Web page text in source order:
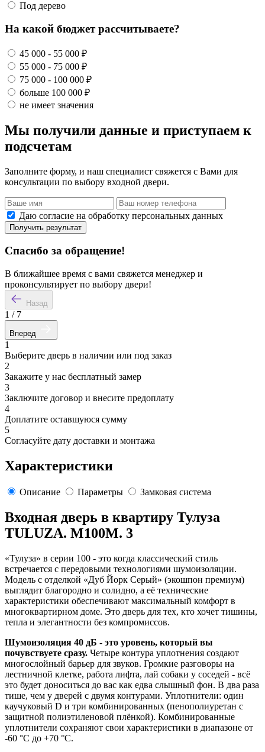
Под дерево
На какой бюджет рассчитываете?
45 000 - 55 000 ₽
55 000 - 75 000 ₽
75 000 - 100 000 ₽
больше 100 000 ₽
не имеет значения
Мы получили данные и приступаем к
подсчетам
Заполните форму, и наш специалист свяжется с Вами для
консультации по выбору входной двери.
Даю согласие на обработку персональных данных
Получить результат
Спасибо за обращение!
В ближайшее время с вами свяжется менеджер и
проконсультирует по выбору двери!
Назад
1 / 7
Вперед
1
Выберите дверь в наличии или под заказ
2
Закажите у нас бесплатный замер
3
Заключите договор и внесите предоплату
4
Доплатите оставшуюся сумму
5
Согласуйте дату доставки и монтажа
Характеристики
Описание Параметры Замковая система
Входная дверь в квартиру Тулуза
TULUZA. M100M. 3
«Тулуза» в серии 100 - это когда классический стиль
встречается с передовыми технологиями шумоизоляции.
Модель с отделкой «Дуб Йорк Серый» (экошпон премиум)
выглядит благородно и солидно, а её технические
характеристики обеспечивают максимальный комфорт в
многоквартирном доме. Это дверь для тех, кто хочет тишины,
тепла и элегантности без компромиссов.
Шумоизоляция 40 дБ - это уровень, который вы
почувствуете сразу. Четыре контура уплотнения создают
многослойный барьер для звуков. Громкие разговоры на
лестничной клетке, работа лифта, лай собаки у соседей - всё
это будет доноситься до вас как едва слышный фон. В два раза
тише, чем у дверей с двумя контурами. Уплотнители: один
каучуковый D и три комбинированных (пенополиуретан с
защитной полиэтиленовой плёнкой). Комбинированные
уплотнители сохраняют свои характеристики в диапазоне от
-60 °C до +70 °C.